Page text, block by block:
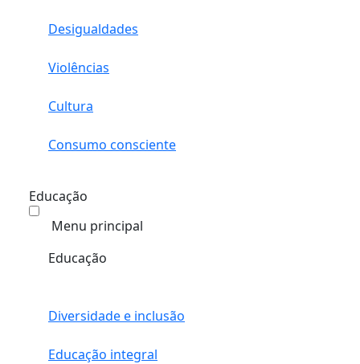
Desigualdades
Violências
Cultura
Consumo consciente
Educação
Menu principal
Educação
Diversidade e inclusão
Educação integral